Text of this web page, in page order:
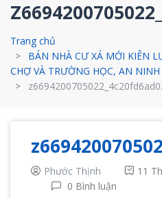
Trang chủ
BÁN NHÀ CƯ XÁ MỚI KIÊN
CHỢ VÀ TRƯỜNG HỌC, AN
Phước Thịnh
11
0 Bình luận